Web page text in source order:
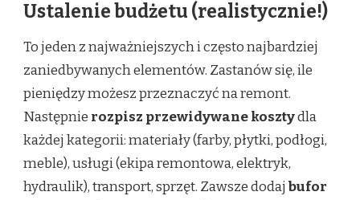
Ustalenie budżetu (realistycznie!)
To jeden z najważniejszych i często najbardziej
zaniedbywanych elementów. Zastanów się, ile
pieniędzy możesz przeznaczyć na remont.
Następnie rozpisz przewidywane kosztydla
każdej kategorii: materiały (farby, płytki, podłogi,
meble), usługi (ekipa remontowa, elektryk,
hydraulik), transport, sprzęt. Zawsze dodajbufor